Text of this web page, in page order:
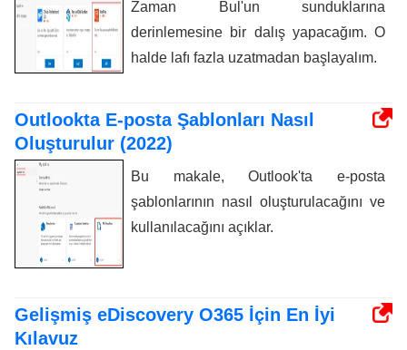
Zaman Bul'un sunduklarına
derinlemesine bir dalış yapacağım. O
halde lafı fazla uzatmadan başlayalım.
Outlookta E-posta Şablonları Nasıl
Oluşturulur (2022)
Bu makale, Outlook'ta e-posta
şablonlarının nasıl oluşturulacağını ve
kullanılacağını açıklar.
Gelişmiş eDiscovery O365 İçin En İyi
Kılavuz